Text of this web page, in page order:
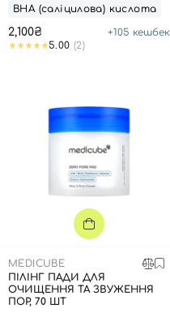
ВНА (саліцилова) кислота
2,100₴ +105 кешбек
5.00 (2)
MEDICUBE
ПІЛІНГ ПАДИ ДЛЯ
ОЧИЩЕННЯ ТА ЗВУЖЕННЯ
ПОР, 70 ШТ